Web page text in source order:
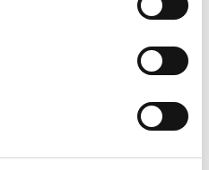
della pellicola superficiale,
ed evitano l’onere
fogli di protezione in
come strato di